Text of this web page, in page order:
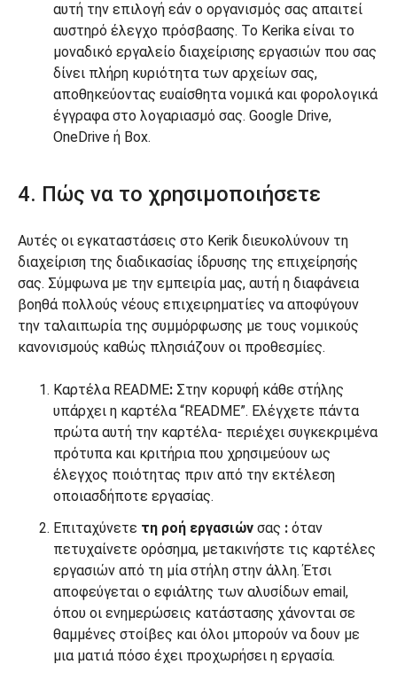
αυτή την επιλογή εάν ο οργανισμός σας απαιτεί
αυστηρό έλεγχο πρόσβασης. Το Kerika είναι το
μοναδικό εργαλείο διαχείρισης εργασιών που σας
δίνει πλήρη κυριότητα των αρχείων σας,
αποθηκεύοντας ευαίσθητα νομικά και φορολογικά
έγγραφα στο λογαριασμό σας. Google Drive,
OneDrive ή Box.
4. Πώς να το χρησιμοποιήσετε
Αυτές οι εγκαταστάσεις στο Kerik διευκολύνουν τη
διαχείριση της διαδικασίας ίδρυσης της επιχείρησής
σας. Σύμφωνα με την εμπειρία μας, αυτή η διαφάνεια
βοηθά πολλούς νέους επιχειρηματίες να αποφύγουν
την ταλαιπωρία της συμμόρφωσης με τους νομικούς
κανονισμούς καθώς πλησιάζουν οι προθεσμίες.
Καρτέλα README: Στην κορυφή κάθε στήλης
υπάρχει η καρτέλα “README”. Ελέγχετε πάντα
πρώτα αυτή την καρτέλα- περιέχει συγκεκριμένα
πρότυπα και κριτήρια που χρησιμεύουν ως
έλεγχος ποιότητας πριν από την εκτέλεση
οποιασδήποτε εργασίας.
Επιταχύνετε τη ροή εργασιών σας : όταν
πετυχαίνετε ορόσημα, μετακινήστε τις καρτέλες
εργασιών από τη μία στήλη στην άλλη. Έτσι
αποφεύγεται ο εφιάλτης των αλυσίδων email,
όπου οι ενημερώσεις κατάστασης χάνονται σε
θαμμένες στοίβες και όλοι μπορούν να δουν με
μια ματιά πόσο έχει προχωρήσει η εργασία.